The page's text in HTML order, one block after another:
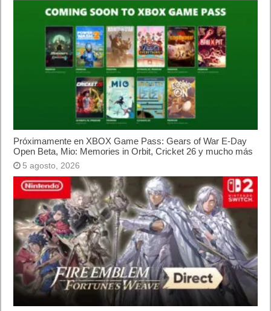
Próximamente en XBOX Game Pass: Gears of War E-Day
Open Beta, Mio: Memories in Orbit, Cricket 26 y mucho más
5 agosto, 2026